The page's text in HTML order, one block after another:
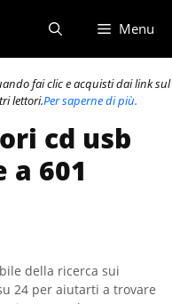
Menu
fai clic e acquisti dai link sul
lettori.Per saperne di più.
cd usb
a 601
della ricerca sui
24 per aiutarti a trovare